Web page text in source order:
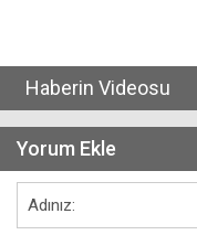
Haberin Videosu
Yorum Ekle